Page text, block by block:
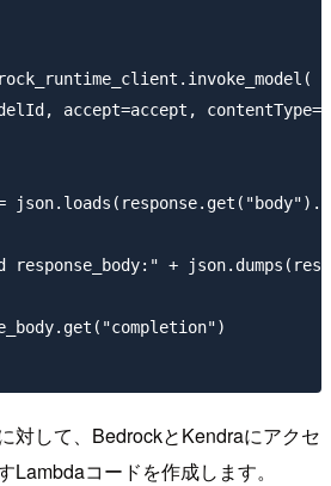
accept=accept,
response_body:" +
対して、BedrockとKendraにアクセ
Lambdaコードを作成します。